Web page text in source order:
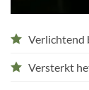
Verlichtend
Versterkt